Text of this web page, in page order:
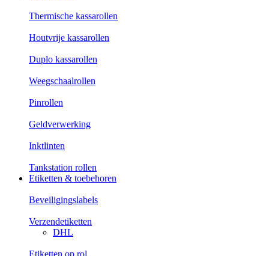
Thermische kassarollen
Houtvrije kassarollen
Duplo kassarollen
Weegschaalrollen
Pinrollen
Geldverwerking
Inktlinten
Tankstation rollen
Etiketten & toebehoren
Beveiligingslabels
Verzendetiketten
DHL
Etiketten op rol